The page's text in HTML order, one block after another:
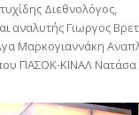
Διεθνολόγος,
αναλυτής Γιωργος
Μαρκογιαννάκη
ΠΑΣΟΚ-ΚΙΝΑΛ Νατάσα